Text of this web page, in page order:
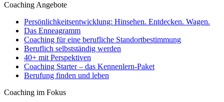
Coaching Angebote
Persönlichkeitsentwicklung: Hinsehen. Entdecken. Wagen.
Das Enneagramm
Coaching für eine berufliche Standortbestimmung
Beruflich selbstständig werden
40+ mit Perspektiven
Coaching Starter – das Kennenlern-Paket
Berufung finden und leben
Coaching im Fokus